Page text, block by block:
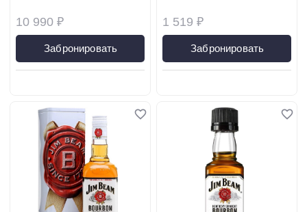
10 990 ₽
Забронировать
1 519 ₽
Забронировать